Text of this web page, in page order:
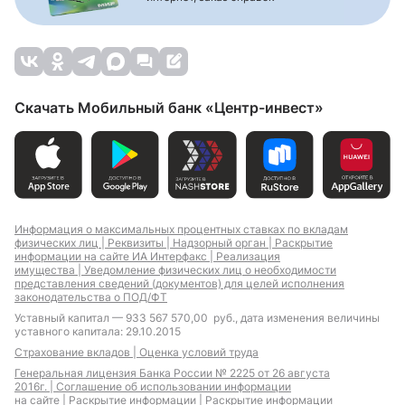
кредит
Кредит на 3 года
Кредит на 5 лет
Кредит на длительный
срок
Кредит на 50 000
рублей
рублей
Кредит на 150 000
рублей
Кредит на 200 000
рублей
Кредит на 250 000
рублей
Кредит на 300 000
Кредит на 400 000
рублей
Кредит на 500 000
рублей
Скачать Мобильный банк «Центр-инвест»
Информация о максимальных процентных ставках по вкладам
физических лиц | Реквизиты | Надзорный орган | Раскрытие
информации на сайте ИА Интерфакс | Реализация
имущества | Уведомление физических лиц о необходимости
представления сведений (документов) для целей исполнения
законодательства о ПОД/ФТ
Уставный капитал — 933 567 570,00 руб., дата изменения величины
уставного капитала: 29.10.2015
Страхование вкладов | Оценка условий труда
Генеральная лицензия Банка России № 2225 от 26 августа
2016г. | Соглашение об использовании информации
на сайте | Раскрытие информации | Раскрытие информации